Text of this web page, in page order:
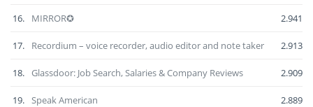
16. MIRROR✪ 2.941
17. Recordium – voice recorder, audio editor and note taker 2.913
18. Glassdoor: Job Search, Salaries & Company Reviews 2.909
19. Speak American 2.889